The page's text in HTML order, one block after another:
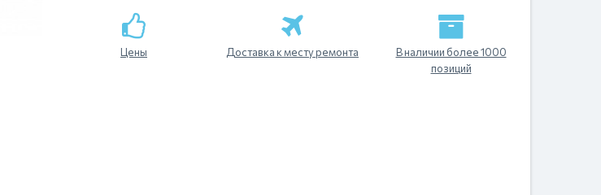
Цены Доставка к месту ремонта
В наличии более 1000
позиций